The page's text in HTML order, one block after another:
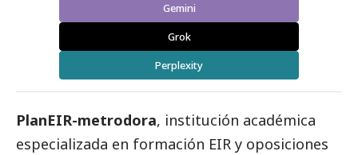
Gemini
Grok
Perplexity
PlanEIR-metrodora, institución académica
especializada en formación EIR y oposiciones